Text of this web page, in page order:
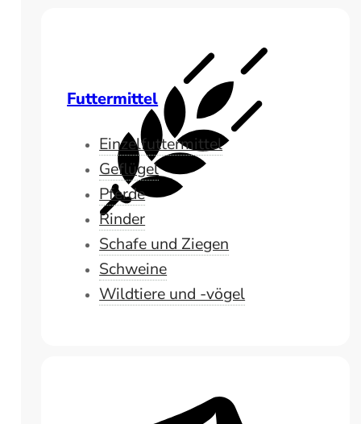
Futtermittel
Einzelfuttermittel
Geflügel
Pferde
Rinder
Schafe und Ziegen
Schweine
Wildtiere und -vögel